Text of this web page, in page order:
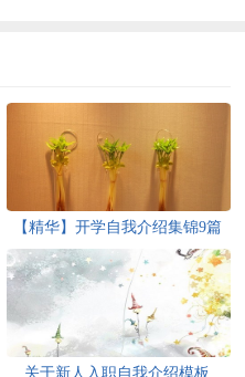
【精华】开学自我介绍集锦9篇
关于新人入职自我介绍模板